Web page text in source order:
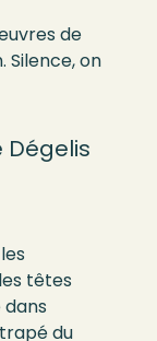
de
Silence, on
Dégelis
têtes
dans
du